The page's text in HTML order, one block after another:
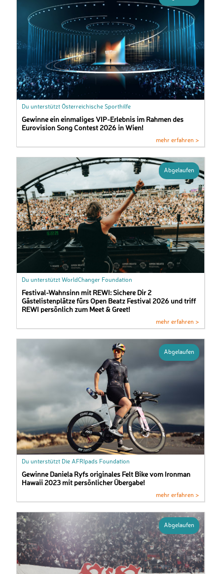
Du unterstützt Österreichische Sporthilfe
Gewinne ein einmaliges VIP-Erlebnis im Rahmen des
Eurovision Song Contest 2026 in Wien!
mehr erfahren >
Abgelaufen
Du unterstützt WorldChanger Foundation
Festival-Wahnsinn mit REWI: Sichere Dir 2
Gästelistenplätze fürs Open Beatz Festival 2026 und triff
REWI persönlich zum Meet & Greet!
mehr erfahren >
Abgelaufen
Du unterstützt Die AFRIpads Foundation
Gewinne Daniela Ryfs originales Felt Bike vom Ironman
Hawaii 2023 mit persönlicher Übergabe!
mehr erfahren >
Abgelaufen